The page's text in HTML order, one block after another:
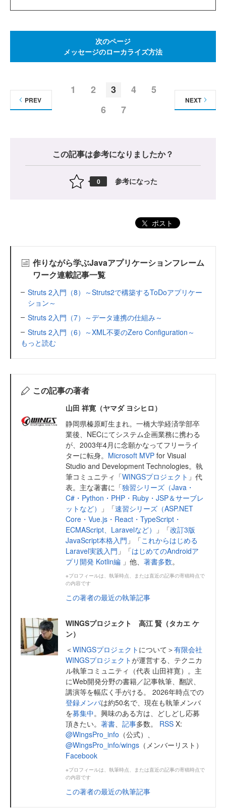
次のページ
メッセージのローカライズ方法
1 2 3 4
5
6
7
PREV NEXT
この記事は参考になりましたか？
0 参考になった
ポスト
作りながら学ぶJavaアプリケーションフレーム
ワーク連載記事一覧
Struts 2入門（8）～Struts2で構築するToDoアプリケー
ション～
Struts 2入門（7）～データ連携の仕組み～
Struts 2入門（6）～XML不要のZero Configuration～
もっと読む
この記事の著者
山田 祥寛（ヤマダ ヨシヒロ）
静岡県榛原町生まれ。一橋大学経済学部卒
業後、NECにてシステム企画業務に携わる
が、2003年4月に念願かなってフリーライ
ターに転身。 Microsoft MVP for Visual
Studio and Development Technologies。執
筆コミュニティ「WINGSプロジェクト 」代
表。主な著書に「独習シリーズ（Java・
C#・Python・PHP・Ruby・JSP＆サーブレ
ットなど）
」「速習シリーズ（ASP.NET
Core・Vue.js・React・TypeScript・
ECMAScript、Laravelなど）
」「改訂3版
JavaScript本格入門 」「これからはじめる
Laravel実践入門 」「はじめてのAndroidア
プリ開発 Kotlin編 」他、 著書多数。
※プロフィールは、執筆時点、または直近の記事の寄稿時点で
の内容です
この著者の最近の執筆記事
WINGSプロジェクト 高江 賢（タカエ ケ
ン）
＜WINGSプロジェクト について＞有限会社
WINGSプロジェクトが運営する、テクニカ
ル執筆コミュニティ（代表 山田祥寛）。主
にWeb開発分野の書籍／記事執筆、翻訳、
講演等を幅広く手がける。 2026年時点での
登録メンバは約50名で、現在も執筆メンバ
を募集中。興味のある方は、どしどし応募
頂きたい。 著書、 記事多数。 RSS X:
@WingsPro_info （公式）、
@WingsPro_info/wings （メンバーリスト）
Facebook
※プロフィールは、執筆時点、または直近の記事の寄稿時点で
の内容です
この著者の最近の執筆記事